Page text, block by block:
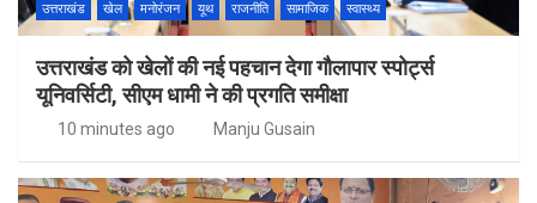
उत्तराखंड खेल मनोरंजन यूथ राजनीति सामाजिक स्वास्थ्य
उत्तराखंड को खेलों की नई पहचान देगा गौलापार स्पोर्ट्स
यूनिवर्सिटी, सीएम धामी ने की प्रगति समीक्षा
10 minutes ago Manju Gusain